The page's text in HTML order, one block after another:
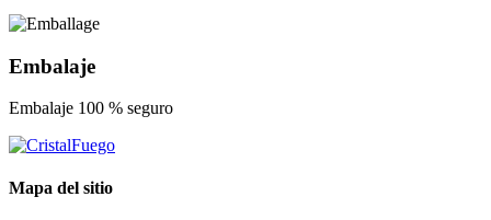
Embalaje
Embalaje 100 % seguro
Mapa del sitio